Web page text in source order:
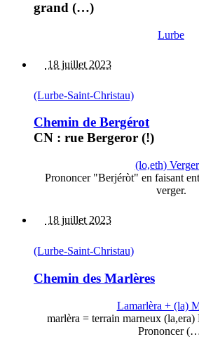
grand (…)
Lurbe
18 juillet 2023
(Lurbe-Saint-Christau)
Chemin de Bergérot
CN : rue Bergeror (!)
(lo,eth)
Prononcer "Berjéròt" en faisant
verger.
18 juillet 2023
(Lurbe-Saint-Christau)
Chemin des Marlères
Lamarlèra + (la)
marlèra = terrain marneux
Prononcer